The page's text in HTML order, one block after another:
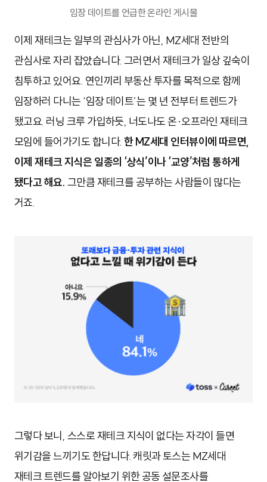
임장 데이트를 언급한 온라인 게시물
이제 재테크는 일부의 관심사가 아닌, MZ세대 전반의
관심사로 자리 잡았습니다. 그러면서 재테크가 일상 깊숙이
침투하고 있어요. 연인끼리 부동산 투자를 목적으로 함께
임장하러 다니는 ‘임장 데이트’는 몇 년 전부터 트렌드가
됐고요. 러닝 크루 가입하듯, 너도나도 온·오프라인 재테크
모임에 들어가기도 합니다. 한 MZ세대 인터뷰이에 따르면,
이제 재테크 지식은 일종의 ‘상식’이나 ‘교양’처럼 통하게
됐다고 해요. 그만큼 재테크를 공부하는 사람들이 많다는
거죠.
그렇다 보니, 스스로 재테크 지식이 없다는 자각이 들면
위기감을 느끼기도 한답니다.캐릿과 토스는 MZ세대
재테크 트렌드를 알아보기 위한 공동 설문조사를